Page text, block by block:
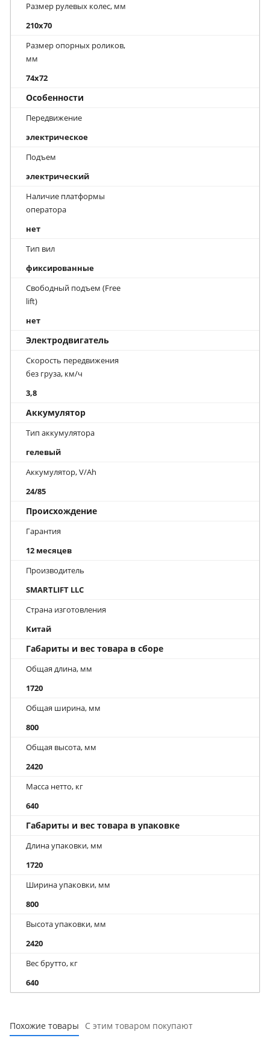
Размер рулевых колес, мм
210x70
Размер опорных роликов,
мм
74x72
Особенности
Передвижение
электрическое
Подъем
электрический
Наличие платформы
оператора
нет
Тип вил
фиксированные
Свободный подъем (Free
lift)
нет
Электродвигатель
Скорость передвижения
без груза, км/ч
3,8
Аккумулятор
Тип аккумулятора
гелевый
Аккумулятор, V/Ah
24/85
Происхождение
Гарантия
12 месяцев
Производитель
SMARTLIFT LLC
Страна изготовления
Китай
Габариты и вес товара в сборе
Общая длина, мм
1720
Общая ширина, мм
800
Общая высота, мм
2420
Масса нетто, кг
640
Габариты и вес товара в упаковке
Длина упаковки, мм
1720
Ширина упаковки, мм
800
Высота упаковки, мм
2420
Вес брутто, кг
640
Похожие товары С этим товаром покупают